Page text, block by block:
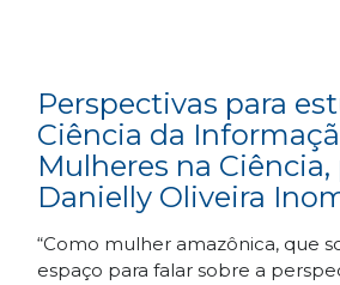
Perspectivas para
Ciência da
Mulheres na Ciência,
Danielly Oliveira
“Como mulher amazônica, que
espaço para falar sobre a